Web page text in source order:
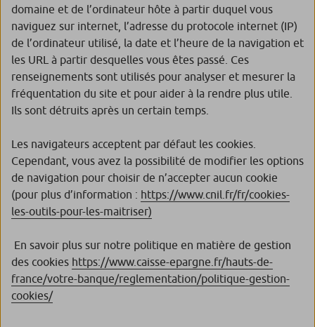
domaine et de l’ordinateur hôte à partir duquel vous
naviguez sur internet, l’adresse du protocole internet (IP)
de l’ordinateur utilisé, la date et l’heure de la navigation et
les URL à partir desquelles vous êtes passé. Ces
renseignements sont utilisés pour analyser et mesurer la
fréquentation du site et pour aider à la rendre plus utile.
Ils sont détruits après un certain temps.
Les navigateurs acceptent par défaut les cookies.
Cependant, vous avez la possibilité de modifier les options
de navigation pour choisir de n’accepter aucun cookie
(pour plus d’information : https://www.cnil.fr/fr/cookies-
les-outils-pour-les-maitriser)
En savoir plus sur notre politique en matière de gestion
des cookies https://www.caisse-epargne.fr/hauts-de-
france/votre-banque/reglementation/politique-gestion-
cookies/